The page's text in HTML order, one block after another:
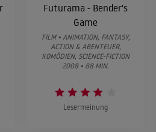
Futurama - Bender's
Game
FILM • ANIMATION, FANTASY,
ACTION & ABENTEUER,
KOMÖDIEN, SCIENCE-FICTION
2008 • 88 MIN.
Lesermeinung